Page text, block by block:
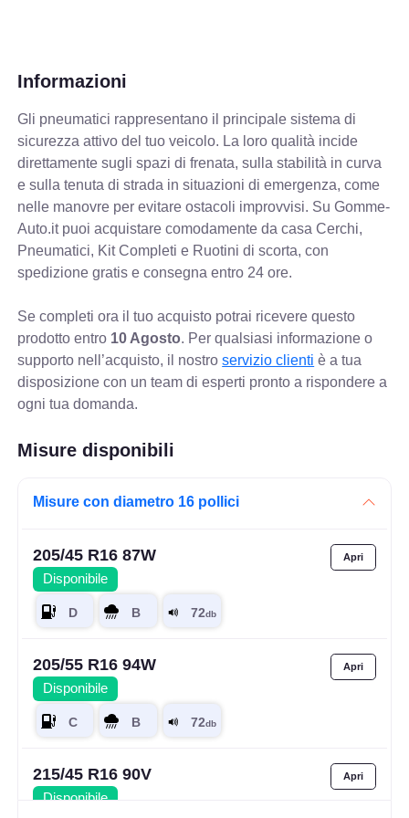
Informazioni
Gli pneumatici rappresentano il principale sistema di
sicurezza attivo del tuo veicolo. La loro qualità incide
direttamente sugli spazi di frenata, sulla stabilità in curva
e sulla tenuta di strada in situazioni di emergenza, come
nelle manovre per evitare ostacoli improvvisi. Su Gomme-
Auto.it puoi acquistare comodamente da casa Cerchi,
Pneumatici, Kit Completi e Ruotini di scorta, con
spedizione gratis e consegna entro 24 ore.
Se completi ora il tuo acquisto potrai ricevere questo
prodotto entro 10 Agosto. Per qualsiasi informazione o
supporto nell’acquisto, il nostroservizio clienti è a tua
disposizione con un team di esperti pronto a rispondere a
ogni tua domanda.
Misure disponibili
Misure con diametro 16 pollici
205/45 R16 87W
Disponibile
205/55 R16 94W
Disponibile
215/45 R16 90V
Disponibile